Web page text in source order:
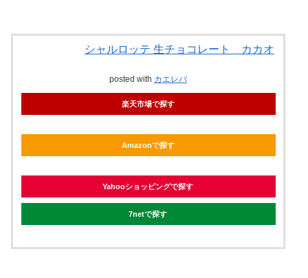
シャルロッテ 生チョコレート カカオ
posted with カエレバ
楽天市場で探す
Amazonで探す
Yahooショッピングで探す
7netで探す